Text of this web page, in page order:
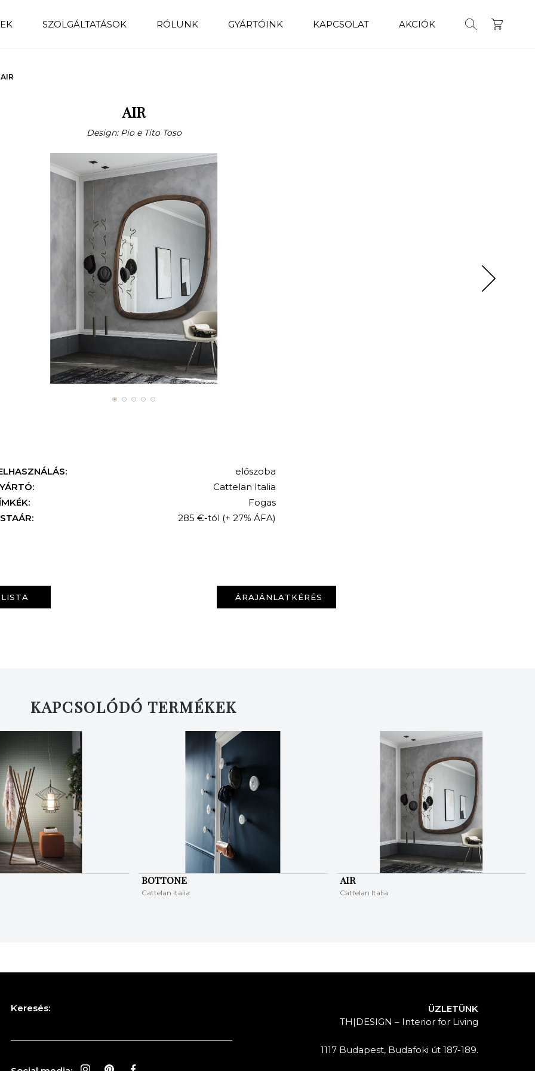
SZOLGÁLTATÁSOK RÓLUNK GYÁRTÓINK KAPCSOLAT AKCIÓK
AIR
AIR
Design: Pio e Tito Toso
előszoba
Cattelan Italia
Fogas
285 €-tól (+ 27% ÁFA)
ÁRAJÁNLATKÉRÉS
KAPCSOLÓDÓ TERMÉKEK
BOTTONE
Cattelan Italia
AIR
Cattelan Italia
Keresés:
ÜZLETÜNK
TH|DESIGN – Interior for Living
1117 Budapest, Budafoki út 187-189.